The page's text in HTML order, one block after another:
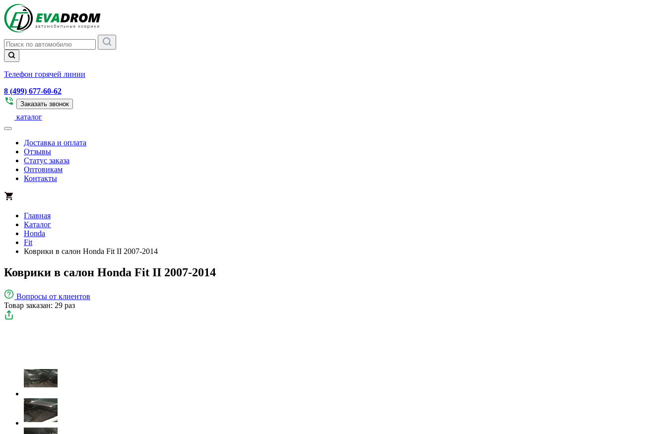
Телефон горячей линии
8 (499) 677-60-62
Заказать звонок
каталог
Доставка и оплата
Отзывы
Статус заказа
Оптовикам
Контакты
Главная
Каталог
Honda
Fit
Коврики в салон Honda Fit II 2007-2014
Коврики в салон Honda Fit II 2007-2014
Вопросы от клиентов
Товар заказан: 29 раз